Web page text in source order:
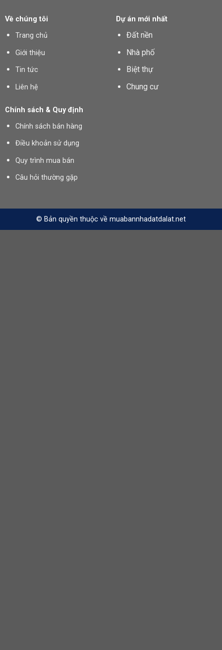
Về chúng tôi
Trang chủ
Giới thiệu
Tin tức
Liên hệ
Dự án mới nhất
Đất nền
Nhà phố
Biệt thự
Chung cư
Chính sách & Quy định
Chính sách bán hàng
Điều khoản sử dụng
Quy trình mua bán
Câu hỏi thường gặp
© Bản quyền thuộc về muabannhadatdalat.net